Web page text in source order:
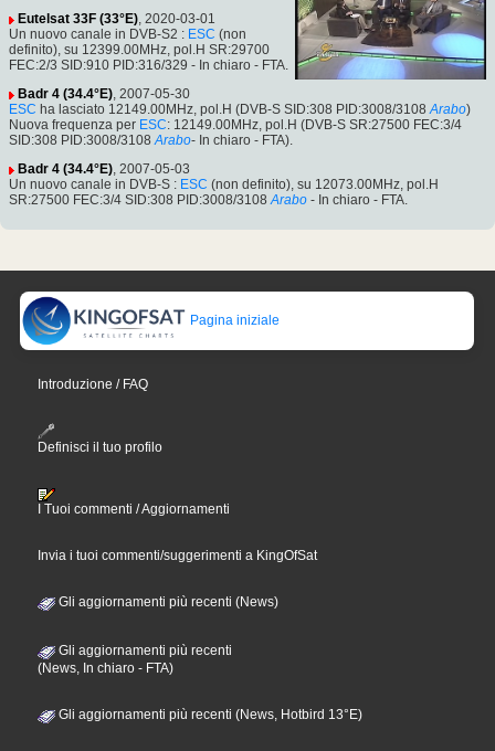
Eutelsat 33F (33°E), 2020-03-01
Un nuovo canale in DVB-S2 : ESC (non
definito), su 12399.00MHz, pol.H SR:29700
FEC:2/3 SID:910 PID:316/329 - In chiaro - FTA.
Badr 4 (34.4°E), 2007-05-30
ESC ha lasciato 12149.00MHz, pol.H (DVB-S SID:308 PID:3008/3108 Arabo)
Nuova frequenza per ESC: 12149.00MHz, pol.H (DVB-S SR:27500 FEC:3/4
SID:308 PID:3008/3108 Arabo- In chiaro - FTA).
Badr 4 (34.4°E), 2007-05-03
Un nuovo canale in DVB-S : ESC (non definito), su 12073.00MHz, pol.H
SR:27500 FEC:3/4 SID:308 PID:3008/3108 Arabo - In chiaro - FTA.
Pagina iniziale
Introduzione / FAQ
Definisci il tuo profilo
I Tuoi commenti / Aggiornamenti
Invia i tuoi commenti/suggerimenti a KingOfSat
Gli aggiornamenti più recenti (News)
Gli aggiornamenti più recenti
(News, In chiaro - FTA)
Gli aggiornamenti più recenti (News, Hotbird 13°E)